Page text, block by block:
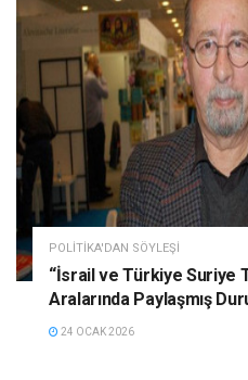
POLITIKA'DAN SÖYLEŞI
“İsrail ve Türkiye Suriye
Aralarında Paylaşmış
24 OCAK 2026